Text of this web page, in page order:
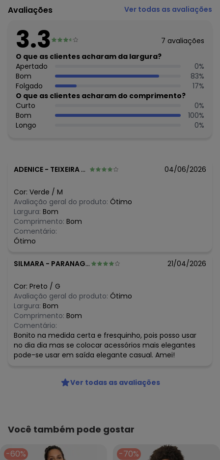
Fornecedor: ROVITEX IND E COM DE MALHAS LTDA / CNPJ
79.233.672/0010-98
Cuidados para conservação do produto: Lavar à mão.
Não usar alvejante.
Não usar secadora.
Secar na sombra.
Passar temperatura mínima.
Não lavar a seco.
Tecido: Viscose Khyara
Composição: Peca Total 100% Viscose
Histórico de preços
julho/2026 R$ 57,69
maio/2026
abril/2026
março/2026
fevereiro/2026
Avaliações Ver todas as avaliações
3.3 7 avaliações
O que as clientes acharam da largura?
Apertado
0%
Bom
83%
Folgado
17%
O que as clientes acharam do comprimento?
Curto
0%
Bom
100%
Longo
0%
ADENICE - TEIXEIRA DE FREITAS - BA 04/06/2026
Cor: Verde / M
Avaliação geral do produto: Ótimo
Largura: Bom
Comprimento: Bom
Comentário:
Ótimo
SILMARA - PARANAGUA - PR 21/04/2026
Cor: Preto / G
Avaliação geral do produto: Ótimo
Largura: Bom
Comprimento: Bom
Comentário:
Bonito na medida certa e fresquinho, pois posso usar
no dia dia mas se colocar acessórios mais elegantes
pode-se usar em saída elegante casual. Amei!
Ver todas as avaliações
Você também pode gostar
-60% -70%